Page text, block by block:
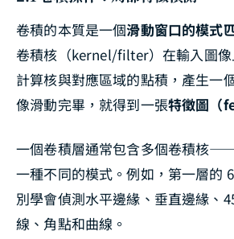
卷積的本質是一個滑動窗口的模式
卷積核（kernel/filter）在輸入圖像
計算核與對應區域的點積，產生一
像滑動完畢，就得到一張特徵圖（
一個卷積層通常包含多個卷積核
一種不同的模式。例如，第一層的
別學會偵測水平邊緣、垂直邊緣、
線、角點和曲線。